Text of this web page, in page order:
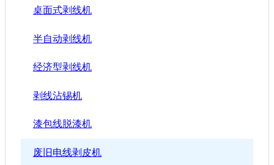
桌面式剥线机
半自动剥线机
经济型剥线机
剥线沾锡机
漆包线脱漆机
废旧电线剥皮机